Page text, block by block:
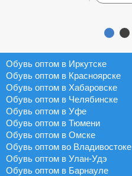
Обувь оптом в Иркутске
Обувь оптом в Красноярске
Обувь оптом в Хабаровске
Обувь оптом в Челябинске
Обувь оптом в Уфе
Обувь оптом в Тюмени
Обувь оптом в Омске
Обувь оптом во Владивостоке
Обувь оптом в Улан-Удэ
Обувь оптом в Барнауле